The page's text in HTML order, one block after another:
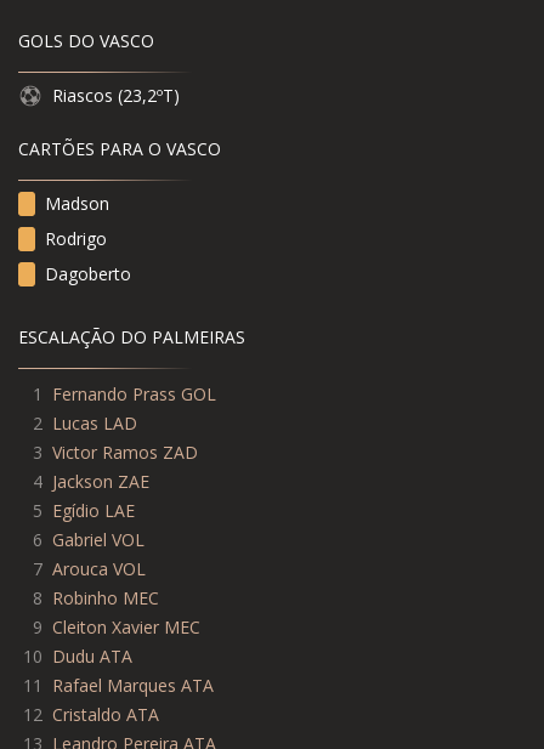
GOLS DO VASCO
Riascos (23,2ºT)
CARTÕES PARA O VASCO
Madson
Rodrigo
Dagoberto
ESCALAÇÃO DO PALMEIRAS
1
Fernando Prass GOL
2 Lucas LAD
3 Victor Ramos ZAD
4 Jackson ZAE
5 Egídio LAE
6 Gabriel VOL
7 Arouca VOL
8 Robinho MEC
9 Cleiton Xavier MEC
10 Dudu ATA
11
Rafael Marques ATA
12 Cristaldo ATA
13 Leandro Pereira ATA